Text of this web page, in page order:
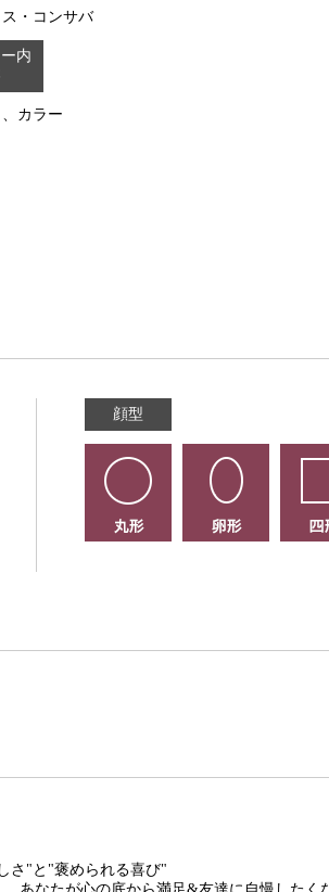
・コンサバ
内
カラー
顔型
さ"と"褒められる喜び"